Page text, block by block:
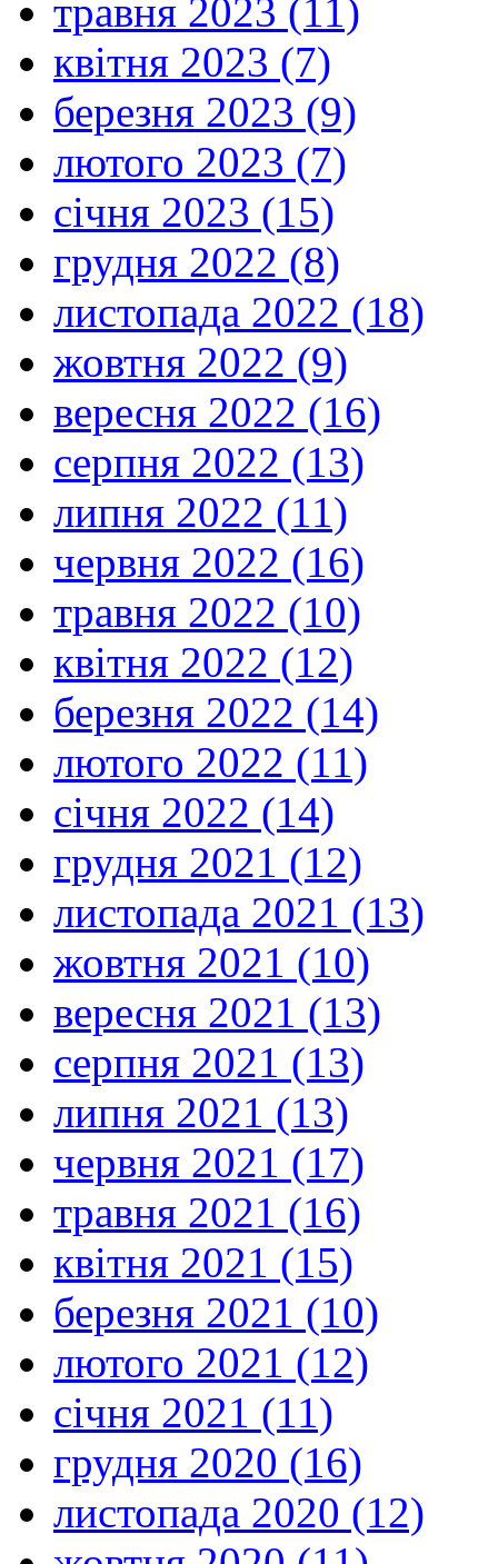
травня 2023 (11)
квітня 2023 (7)
березня 2023 (9)
лютого 2023 (7)
січня 2023 (15)
грудня 2022 (8)
листопада 2022 (18)
жовтня 2022 (9)
вересня 2022 (16)
серпня 2022 (13)
липня 2022 (11)
червня 2022 (16)
травня 2022 (10)
квітня 2022 (12)
березня 2022 (14)
лютого 2022 (11)
січня 2022 (14)
грудня 2021 (12)
листопада 2021 (13)
жовтня 2021 (10)
вересня 2021 (13)
серпня 2021 (13)
липня 2021 (13)
червня 2021 (17)
травня 2021 (16)
квітня 2021 (15)
березня 2021 (10)
лютого 2021 (12)
січня 2021 (11)
грудня 2020 (16)
листопада 2020 (12)